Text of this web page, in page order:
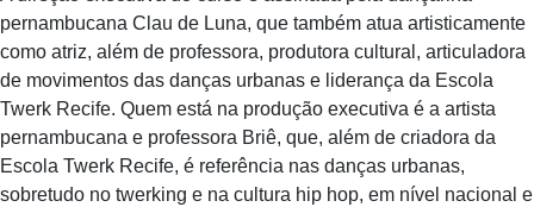
pernambucana Clau de Luna, que também atua artisticamente
como atriz, além de professora, produtora cultural, articuladora
de movimentos das danças urbanas e liderança da Escola
Twerk Recife. Quem está na produção executiva é a artista
pernambucana e professora Briê, que, além de criadora da
Escola Twerk Recife, é referência nas danças urbanas,
sobretudo no twerking e na cultura hip hop, em nível nacional e